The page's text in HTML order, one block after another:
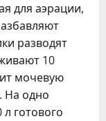
для аэрации,
разводят
10
мочевую
На одно
готового